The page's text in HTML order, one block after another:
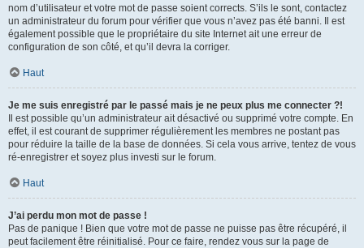
nom d’utilisateur et votre mot de passe soient corrects. S’ils le sont, contactez
un administrateur du forum pour vérifier que vous n’avez pas été banni. Il est
également possible que le propriétaire du site Internet ait une erreur de
configuration de son côté, et qu’il devra la corriger.
Haut
Je me suis enregistré par le passé mais je ne peux plus me connecter ?!
Il est possible qu’un administrateur ait désactivé ou supprimé votre compte. En
effet, il est courant de supprimer régulièrement les membres ne postant pas
pour réduire la taille de la base de données. Si cela vous arrive, tentez de vous
ré-enregistrer et soyez plus investi sur le forum.
Haut
J’ai perdu mon mot de passe !
Pas de panique ! Bien que votre mot de passe ne puisse pas être récupéré, il
peut facilement être réinitialisé. Pour ce faire, rendez vous sur la page de